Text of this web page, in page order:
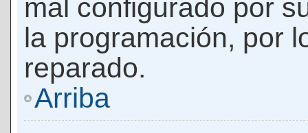
mal configurado por
la programación, por
reparado.
Arriba